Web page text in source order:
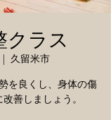
クラス
|
久留米市
を良くし、身体の傷
善しましょう。